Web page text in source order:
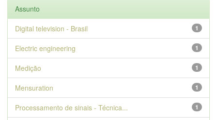
Assunto
1
Digital television - Brasil
1
Electric engineering
1
Medição
1
Mensuration
1
Processamento de sinais - Técnica...